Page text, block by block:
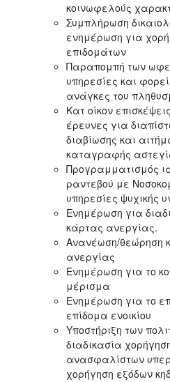
κοινωφελούς
Συμπλήρωση
ενημέρωση για
επιδομάτων
Παραπομπή των
υπηρεσίες και
ανάγκες του
Κατ οίκον
έρευνες για
διαβίωσης και
καταγραφής
Προγραμματισμός
ραντεβού με
υπηρεσίες ψυχικής
Ενημέρωση για
κάρτας ανεργίας.
Ανανέωση/θεώρηση
ανεργίας
Ενημέρωση για το
μέρισμα
Ενημέρωση για το
επίδομα ενοικίου
Υποστήριξη των
διαδικασία
ανασφαλίστων
χορήγηση εξόδων